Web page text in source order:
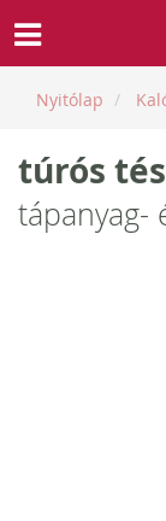
Nyitólap
túrós
tápanyag-